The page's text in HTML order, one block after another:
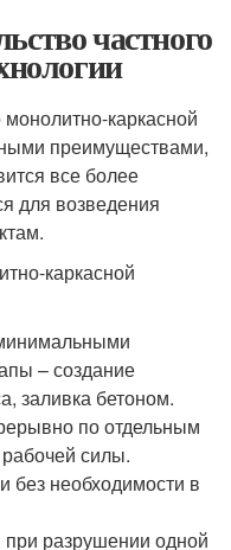
частного
каркасной
преимуществами,
все более
для возведения
каркасной
– создание
заливка бетоном.
по отдельным
силы.
без необходимости в
разрушении одной